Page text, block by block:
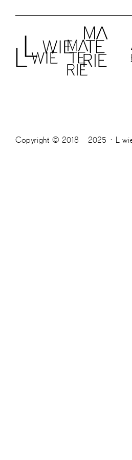
Copyright © 2018 – 2025 · L